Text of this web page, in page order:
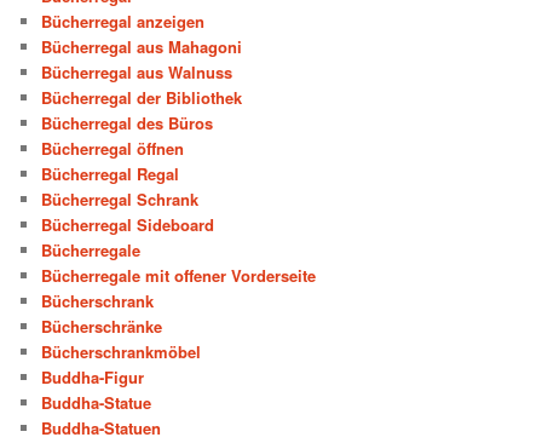
Bücherregal anzeigen
Bücherregal aus Mahagoni
Bücherregal aus Walnuss
Bücherregal der Bibliothek
Bücherregal des Büros
Bücherregal öffnen
Bücherregal Regal
Bücherregal Schrank
Bücherregal Sideboard
Bücherregale
Bücherregale mit offener Vorderseite
Bücherschrank
Bücherschränke
Bücherschrankmöbel
Buddha-Figur
Buddha-Statue
Buddha-Statuen